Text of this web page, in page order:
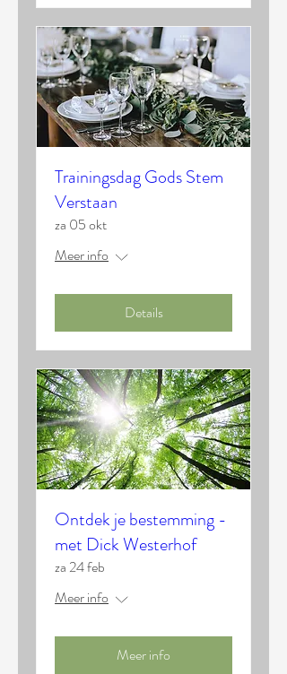
Trainingsdag Gods Stem
Verstaan
za 05 okt
Meer info
Details
Ontdek je bestemming -
met Dick Westerhof
za 24 feb
Meer info
Meer info